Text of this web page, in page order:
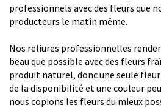
professionnels avec des fleurs que
producteurs le matin même.
Nos reliures professionnelles
beau que possible avec des fleurs
produit naturel, donc une seule
de la disponibilité et une couleur
nous copions les fleurs du mieux